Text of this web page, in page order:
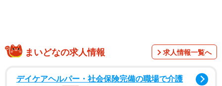
お寺の住職さんがホームセンターのレジに並んでいた時に
りました。
まいどなの求人情報 求人情報一覧へ
デイケアヘルパー・社会保険完備の職場で介護